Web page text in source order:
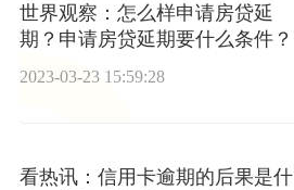
世界观察：怎么样申请房贷延
期？申请房贷延期要什么条件？
2023-03-23 15:59:28
看热讯：信用卡逾期的后果是什